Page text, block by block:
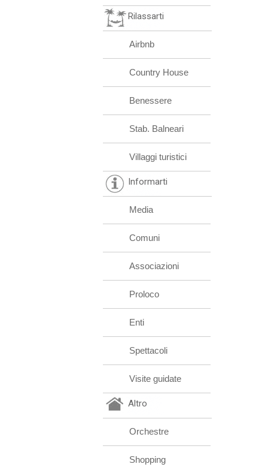
Rilassarti
Airbnb
Country House
Benessere
Stab. Balneari
Villaggi turistici
Informarti
Media
Comuni
Associazioni
Proloco
Enti
Spettacoli
Visite guidate
Altro
Orchestre
Shopping